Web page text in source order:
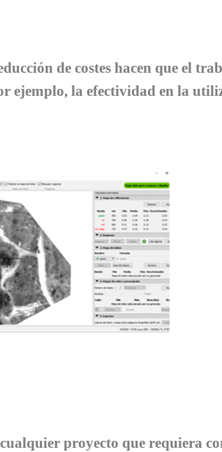
de costes hacen que el
ejemplo, la efectividad en la
proyecto que requiera